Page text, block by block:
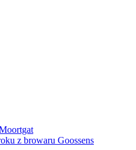
z browaru Goossens